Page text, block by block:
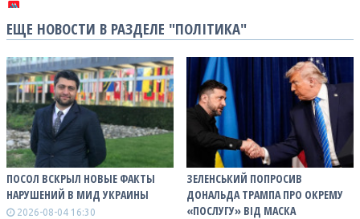
ЕЩЕ НОВОСТИ В РАЗДЕЛЕ "ПОЛІТИКА"
ПОСОЛ ВСКРЫЛ НОВЫЕ ФАКТЫ
НАРУШЕНИЙ В МИД УКРАИНЫ
2026-08-04 16:30
ЗЕЛЕНСЬКИЙ ПОПРОСИВ
ДОНАЛЬДА ТРАМПА ПРО ОКРЕМУ
«ПОСЛУГУ» ВІД МАСКА